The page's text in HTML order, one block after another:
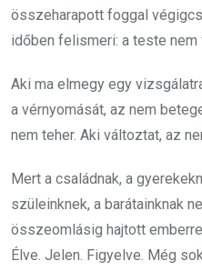
összeharapott foggal
időben felismeri: a teste nem
Aki ma elmegy egy
a vérnyomását, az nem
nem teher. Aki változtat, az
Mert a családnak, a
szüleinknek, a barátainknak
összeomlásig hajtott
Élve. Jelen. Figyelve. Még